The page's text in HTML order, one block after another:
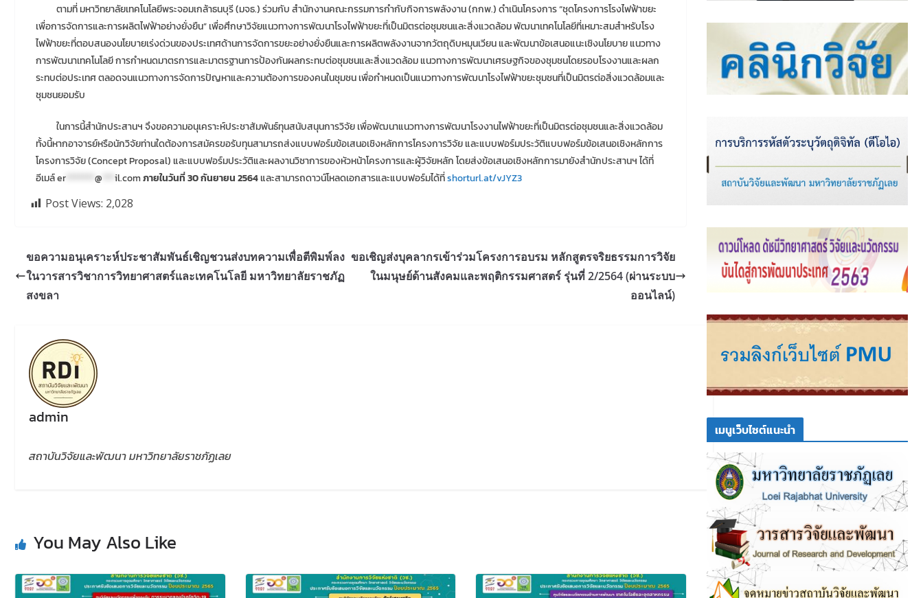
ตามที่ มหาวิทยาลัยเทคโนโลยีพระจอมเกล้าธนบุรี (มจธ.) ร่วมกับ สำนักงานคณะกรรมการกำกับกิจการพลังงาน (กกพ.) ดำเนินโครงการ “ชุดโครงการโรงไฟฟ้าขยะ
เพื่อการจัดการและการผลิตไฟฟ้าอย่างยั่งยืน” เพื่อศึกษาวิจัยแนวทางการพัฒนาโรงไฟฟ้าขยะที่เป็นมิตรต่อชุมชนและสิ่งแวดล้อม พัฒนาเทคโนโลยีที่เหมาะสมสำหรับโรง
ไฟฟ้าขยะที่ตอบสนองนโยบายเร่งด่วนของประเทศด้านการจัดการขยะอย่างยั่งยืนและการผลิตพลังงานจากวัตถุดิบหมุนเวียน และพัฒนาข้อเสนอแนะเชิงนโยบาย แนวทาง
การพัฒนาเทคโนโลยี การกำหนดมาตรการและมาตรฐานการป้องกันผลกระทบต่อชุมชนและสิ่งแวดล้อม แนวทางการพัฒนาเศรษฐกิจของชุมชนโดยรอบโรงงานและผลก
ระทบต่อประเทศ ตลอดจนแนวทางการจัดการปัญหาและความต้องการของคนในชุมชน เพื่อกำหนดเป็นแนวทางการพัฒนาโรงไฟฟ้าขยะชุมชนที่เป็นมิตรต่อสิ่งแวดล้อมและ
ชุมชนยอมรับ
ในการนี้สำนักประสานฯ จึงขอความอนุเคราะห์ประชาสัมพันธ์ทุนสนับสนุนการวิจัย เพื่อพัฒนาแนวทางการพัฒนาโรงงานไฟฟ้าขยะที่เป็นมิตรต่อชุมชนและสิ่งแวดล้อม
ทั้งนี้หากอาจารย์หรือนักวิจัยท่านใดต้องการสมัครขอรับทุนสามารถส่งแบบฟอร์มข้อเสนอเชิงหลักการโครงการวิจัย และแบบฟอร์มประวัติแบบฟอร์มข้อเสนอเชิงหลักการ
โครงการวิจัย (Concept Proposal) และแบบฟอร์มประวัติและผลงานวิชาการของหัวหน้าโครงการและผู้วิจัยหลัก โดยส่งข้อเสนอเชิงหลักการมายังสำนักประสานฯ ได้ที่
อีเมล์er @ il.comภายในวันที่ 30 กันยายน 2564และสามารถดาวน์โหลดเอกสารและแบบฟอร์มได้ที่shorturl.at/vJYZ3
Post Views: 2,028
ขอความอนุเคราะห์ประชาสัมพันธ์เชิญชวนส่งบทความเพื่อตีพิมพ์ลง
ในวารสารวิชาการวิทยาศาสตร์และเทคโนโลยี มหาวิทยาลัยราชภัฏ
สงขลา
ขอเชิญส่งบุคลากรเข้าร่วมโครงการอบรม หลักสูตรจริยธรรมการวิจัย
ในมนุษย์ด้านสังคมและพฤติกรรมศาสตร์ รุ่นที่ 2/2564 (ผ่านระบบ
ออนไลน์)
admin
สถาบันวิจัยและพัฒนา มหาวิทยาลัยราชภัฏเลย
You May Also Like
เมนูเว็บไซต์แนะนำ